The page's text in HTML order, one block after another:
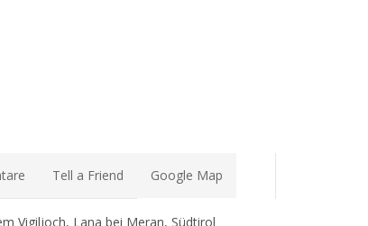
Tell a Friend Google Map
Vigiljoch, Lana bei Meran, Südtirol